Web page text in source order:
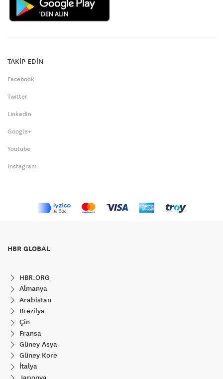
TAKİP EDİN
Facebook
Twitter
LinkedIn
Google+
Youtube
Instagram
HBR GLOBAL
HBR.ORG
Almanya
Arabistan
Brezilya
Çin
Fransa
Güney Asya
Güney Kore
İtalya